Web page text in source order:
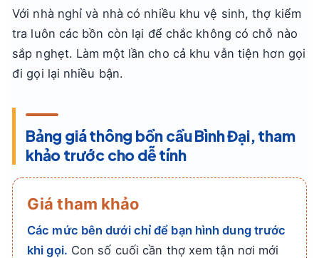
Với nhà nghỉ và nhà có nhiều khu vệ sinh, thợ kiểm
tra luôn các bồn còn lại để chắc không có chỗ nào
sắp nghẹt. Làm một lần cho cả khu vẫn tiện hơn gọi
đi gọi lại nhiều bận.
Bảng giá thông bồn cầu Bình Đại, tham
khảo trước cho dễ tính
Giá tham khảo
Các mức bên dưới chỉ để bạn hình dung trước
khi gọi. Con số cuối cần thợ xem tận nơi mới